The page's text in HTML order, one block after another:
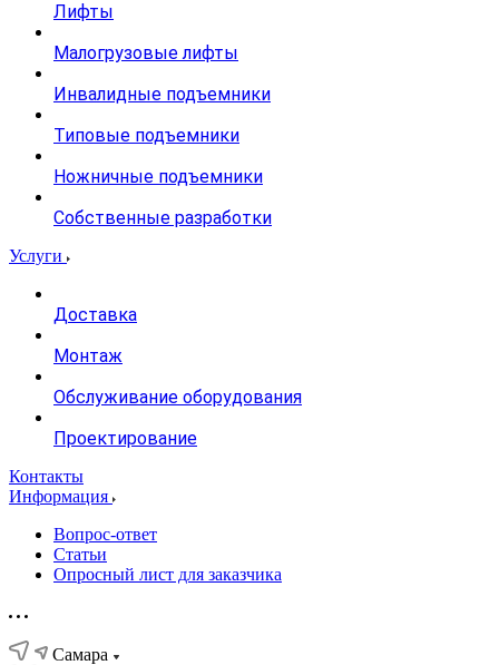
Лифты
Малогрузовые лифты
Инвалидные подъемники
Типовые подъемники
Ножничные подъемники
Собственные разработки
Услуги
Доставка
Монтаж
Обслуживание оборудования
Проектирование
Контакты
Информация
Вопрос-ответ
Статьи
Опросный лист для заказчика
Самара